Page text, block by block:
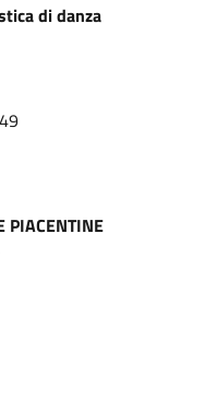
di danza
PIACENTINE